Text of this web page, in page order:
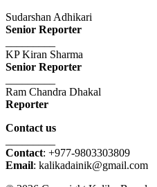
Sudarshan Adhikari
Senior Reporter
KP Kiran Sharma
Senior Reporter
Ram Chandra Dhakal
Reporter
Contact us
Contact: +977-9803303809
Email: kalikadainik@gmail.com